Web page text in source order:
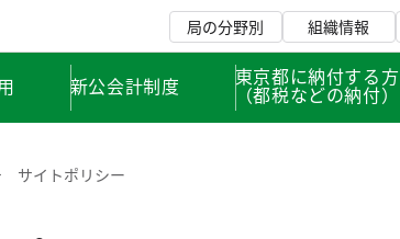
局の分野別 組織情報
新公会計制度 東京都に納付する方
（都税などの納付）
サイトポリシー